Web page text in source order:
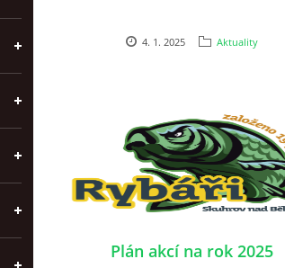
4. 1. 2025 Aktuality
Plán akcí na rok 2025